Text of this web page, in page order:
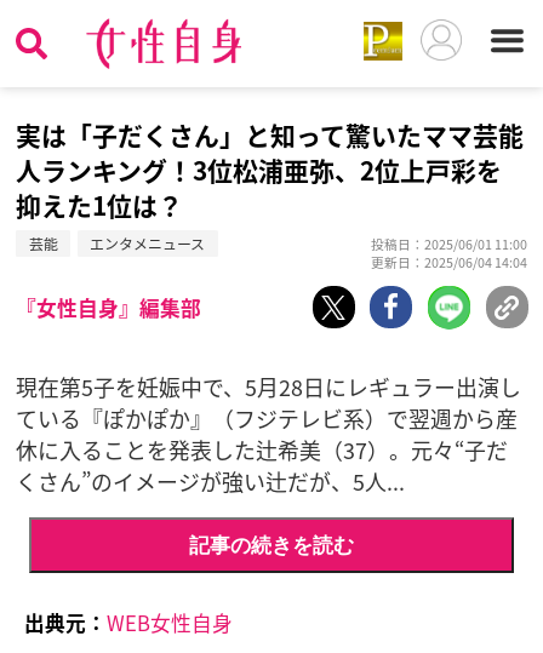
実は「子だくさん」と知って驚いたママ芸能
人ランキング！3位松浦亜弥、2位上戸彩を
抑えた1位は？
芸能 エンタメニュース
投稿日：2025/06/01 11:00
更新日：2025/06/04 14:04
『女性自身』編集部
現在第5子を妊娠中で、5月28日にレギュラー出演し
ている『ぽかぽか』（フジテレビ系）で翌週から産
休に入ることを発表した辻希美（37）。元々“子だ
くさん”のイメージが強い辻だが、5人...
記事の続きを読む
出典元： WEB女性自身